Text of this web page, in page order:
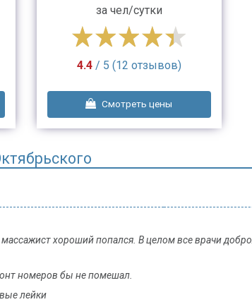
за чел/сутки
Смотреть цены
4.4/ 5 (12 отзывов)
хороший попался. В целом все врачи
номеров бы не помешал.
лейки